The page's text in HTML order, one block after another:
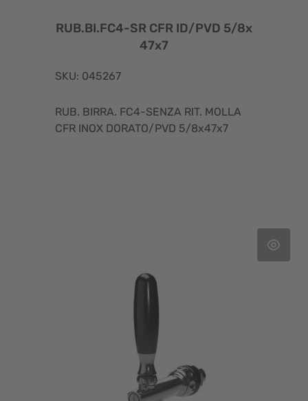
RUB.BI.FC4-SR CFR ID/PVD 5/8x
47x7
SKU: 045267
RUB. BIRRA. FC4-SENZA RIT. MOLLA
CFR INOX DORATO/PVD 5/8x47x7